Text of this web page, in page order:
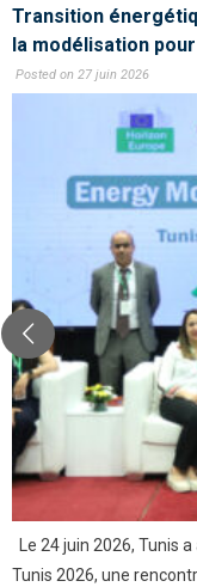
Transition
la modélisation
Posted on 27 juin 2026
Le 24 juin 2026, Tunis
Tunis 2026, une